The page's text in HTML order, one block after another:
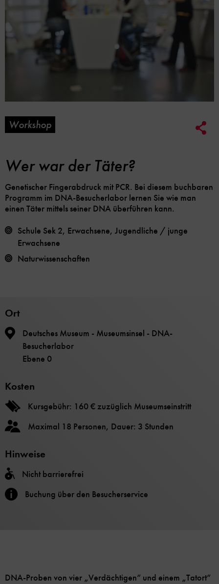
Workshop
Wer war der Täter?
Genetischer Fingerabdruck mit PCR. Bei diesem buchbaren
Programm im DNA-Besucherlabor lernen Sie wie man
einen Täter mittels seiner DNA überführen kann.
Schule Sek 2, Erwachsene, Jugendliche / junge
Erwachsene
Naturwissenschaften
Ort
Deutsches Museum - Museumsinsel - DNA-
Besucherlabor
Ebene 0
Kosten
Kursgebühr: 160 € zuzüglich Museumseinstritt
Maximal 18 Personen, Dauer: 3 Stunden
Hinweise
Nicht barrierefrei
Buchung über den Besucherservice
DNA-Proben von vier „Verdächtigen“ und einem „Tatort“